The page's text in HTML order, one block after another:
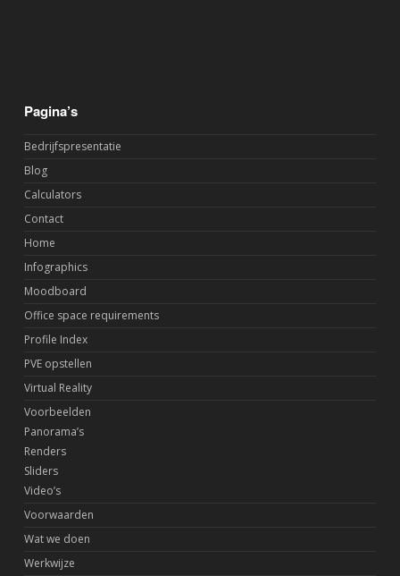
Pagina’s
Bedrijfspresentatie
Blog
Calculators
Contact
Home
Infographics
Moodboard
Office space requirements
Profile Index
PVE opstellen
Virtual Reality
Voorbeelden
Panorama’s
Renders
Sliders
Video’s
Voorwaarden
Wat we doen
Werkwijze